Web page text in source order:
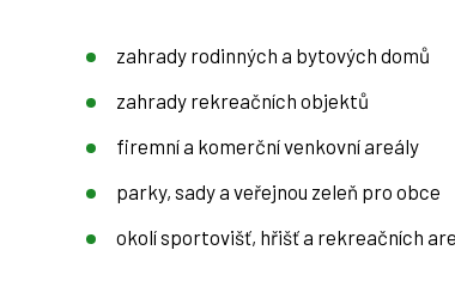
zahrady rodinných a bytových domů
zahrady rekreačních objektů
firemní a komerční venkovní areály
parky, sady a veřejnou zeleň pro obce
okolí sportovišť, hřišť a rekreačních